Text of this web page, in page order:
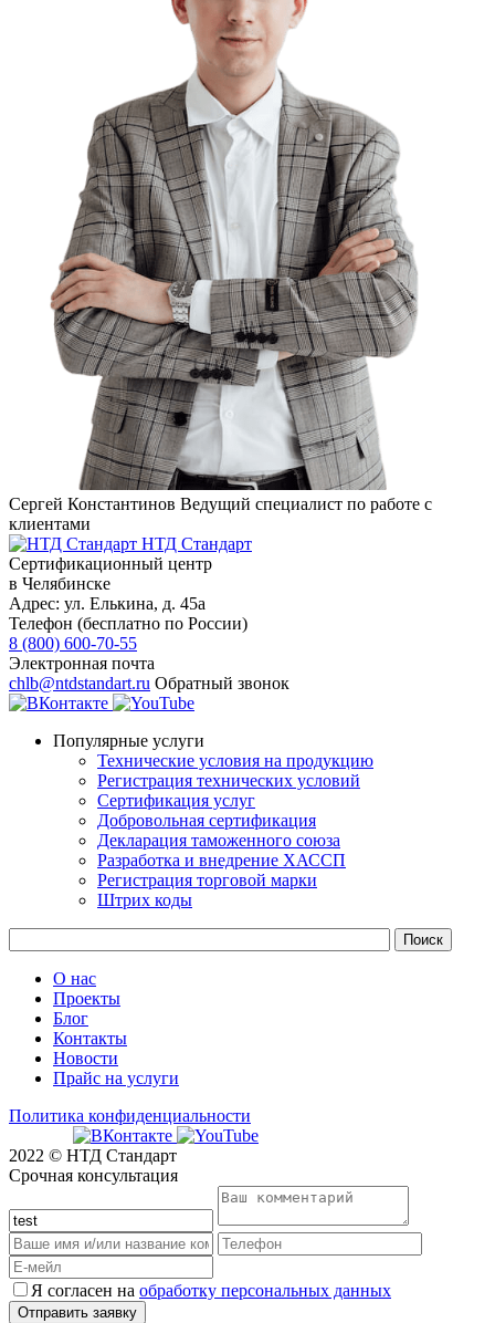
Сергей Константинов Ведущий специалист по работе с
клиентами
НТД Стандарт
Сертификационный центр
в Челябинске
Адрес: ул. Елькина, д. 45а
Телефон (бесплатно по России)
8 (800) 600-70-55
Электронная почта
chlb@ntdstandart.ru Обратный звонок
Популярные услуги
Технические условия на продукцию
Регистрация технических условий
Сертификация услуг
Добровольная сертификация
Декларация таможенного союза
Разработка и внедрение ХАССП
Регистрация торговой марки
Штрих коды
О нас
Проекты
Блог
Контакты
Новости
Прайс на услуги
Политика конфиденциальности
2022 © НТД Стандарт
Срочная консультация
Я согласен на обработку персональных данных